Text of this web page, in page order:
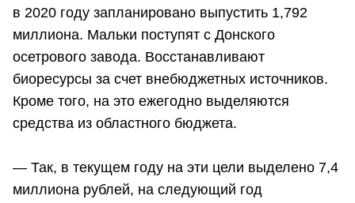
в 2020 году запланировано выпустить 1,792
миллиона. Мальки поступят с Донского
осетрового завода. Восстанавливают
биоресурсы за счет внебюджетных источников.
Кроме того, на это ежегодно выделяются
средства из областного бюджета.
— Так, в текущем году на эти цели выделено 7,4
миллиона рублей, на следующий год